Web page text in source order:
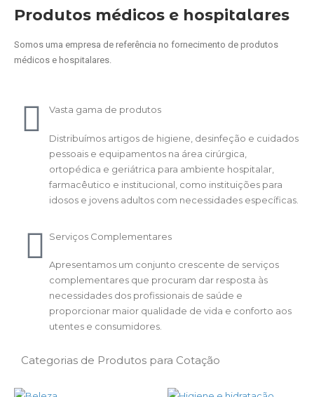
Produtos médicos e hospitalares
Somos uma empresa de referência no fornecimento de produtos
médicos e hospitalares.
Vasta gama de produtos
Distribuímos artigos de higiene, desinfeção e cuidados
pessoais e equipamentos na área cirúrgica,
ortopédica e geriátrica para ambiente hospitalar,
farmacêutico e institucional, como instituições para
idosos e jovens adultos com necessidades específicas.
Serviços Complementares
Apresentamos um conjunto crescente de serviços
complementares que procuram dar resposta às
necessidades dos profissionais de saúde e
proporcionar maior qualidade de vida e conforto aos
utentes e consumidores.
Categorias de Produtos para Cotação